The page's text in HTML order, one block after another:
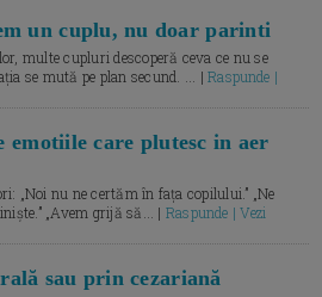
un cuplu, nu doar parinti
multe cupluri descoperă ceva ce nu se
se mută pe plan secund. ... |Raspunde |
emotiile care plutesc in aer
„Noi nu ne certăm în fața copilului.” „Ne
„Avem grijă să... | Raspunde | Vezi
sau prin cezariană